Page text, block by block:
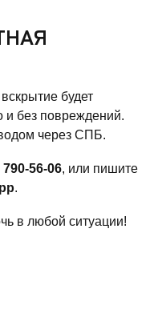
будет
и без повреждений.
через СПБ.
790-56-06, или пишите
.
в любой ситуации!